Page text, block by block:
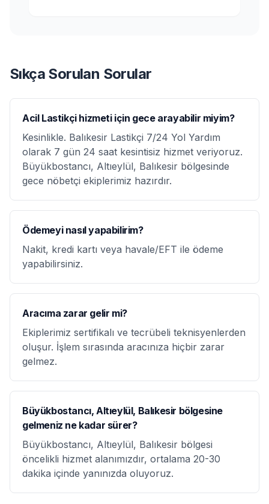
Sıkça Sorulan Sorular
Acil Lastikçi hizmeti için gece arayabilir miyim?
Kesinlikle. Balıkesir Lastikçi 7/24 Yol Yardım
olarak 7 gün 24 saat kesintisiz hizmet veriyoruz.
Büyükbostancı, Altıeylül, Balıkesir bölgesinde
gece nöbetçi ekiplerimiz hazırdır.
Ödemeyi nasıl yapabilirim?
Nakit, kredi kartı veya havale/EFT ile ödeme
yapabilirsiniz.
Aracıma zarar gelir mi?
Ekiplerimiz sertifikalı ve tecrübeli teknisyenlerden
oluşur. İşlem sırasında aracınıza hiçbir zarar
gelmez.
Büyükbostancı, Altıeylül, Balıkesir bölgesine
gelmeniz ne kadar sürer?
Büyükbostancı, Altıeylül, Balıkesir bölgesi
öncelikli hizmet alanımızdır, ortalama 20-30
dakika içinde yanınızda oluyoruz.